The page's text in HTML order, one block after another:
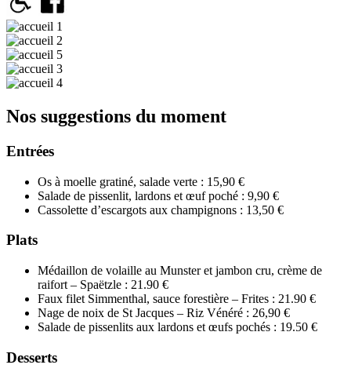
Nos suggestions du moment
Entrées
Os à moelle gratiné, salade verte : 15,90 €
Salade de pissenlit, lardons et œuf poché : 9,90 €
Cassolette d’escargots aux champignons : 13,50 €
Plats
Médaillon de volaille au Munster et jambon cru, crème de
raifort – Spaëtzle : 21.90 €
Faux filet Simmenthal, sauce forestière – Frites : 21.90 €
Nage de noix de St Jacques – Riz Vénéré : 26,90 €
Salade de pissenlits aux lardons et œufs pochés : 19.50 €
Desserts